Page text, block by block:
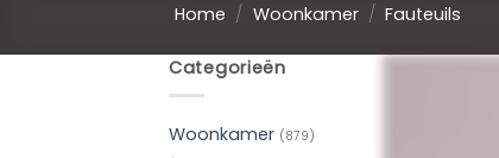
Home / Woonkamer / Fauteuils
Categorieën
Woonkamer (879)